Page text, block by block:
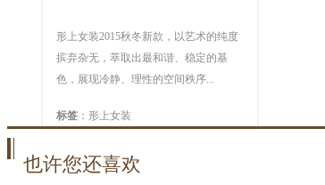
形上女装2015秋冬新款，以艺术的纯度
摈弃杂无，萃取出最和谐、稳定的基
色，展现冷静、理性的空间秩序...
标签 ：形上女装
也许您还喜欢